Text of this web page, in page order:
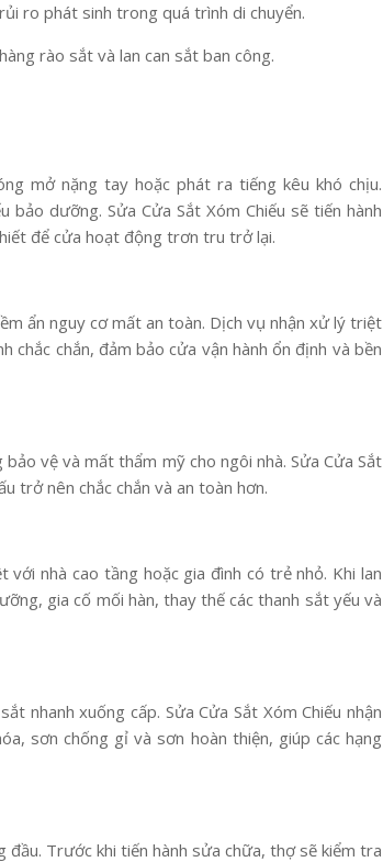
ro phát sinh trong quá trình di chuyển.
rào sắt và lan can sắt ban công.
mở nặng tay hoặc phát ra tiếng kêu khó chịu.
dưỡng. Sửa Cửa Sắt Xóm Chiếu sẽ tiến hành
để cửa hoạt động trơn tru trở lại.
ẩn nguy cơ mất an toàn. Dịch vụ nhận xử lý triệt
chắc chắn, đảm bảo cửa vận hành ổn định và bền
vệ và mất thẩm mỹ cho ngôi nhà. Sửa Cửa Sắt
trở nên chắc chắn và an toàn hơn.
nhà cao tầng hoặc gia đình có trẻ nhỏ. Khi lan
gia cố mối hàn, thay thế các thanh sắt yếu và
nhanh xuống cấp. Sửa Cửa Sắt Xóm Chiếu nhận
sơn chống gỉ và sơn hoàn thiện, giúp các hạng
đầu. Trước khi tiến hành sửa chữa, thợ sẽ kiểm tra